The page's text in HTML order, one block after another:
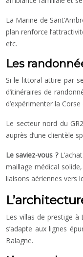
La Marine de
plan renforce
etc.
Les
Si le littoral attire par
d’itinéraires de
d’expérimenter la
Le secteur nord du
auprès d’une clientèle
Le saviez-vous ?
maillage médical
liaisons aériennes vers
Les villas de prestige à
s’adapte aux lignes
Balagne.